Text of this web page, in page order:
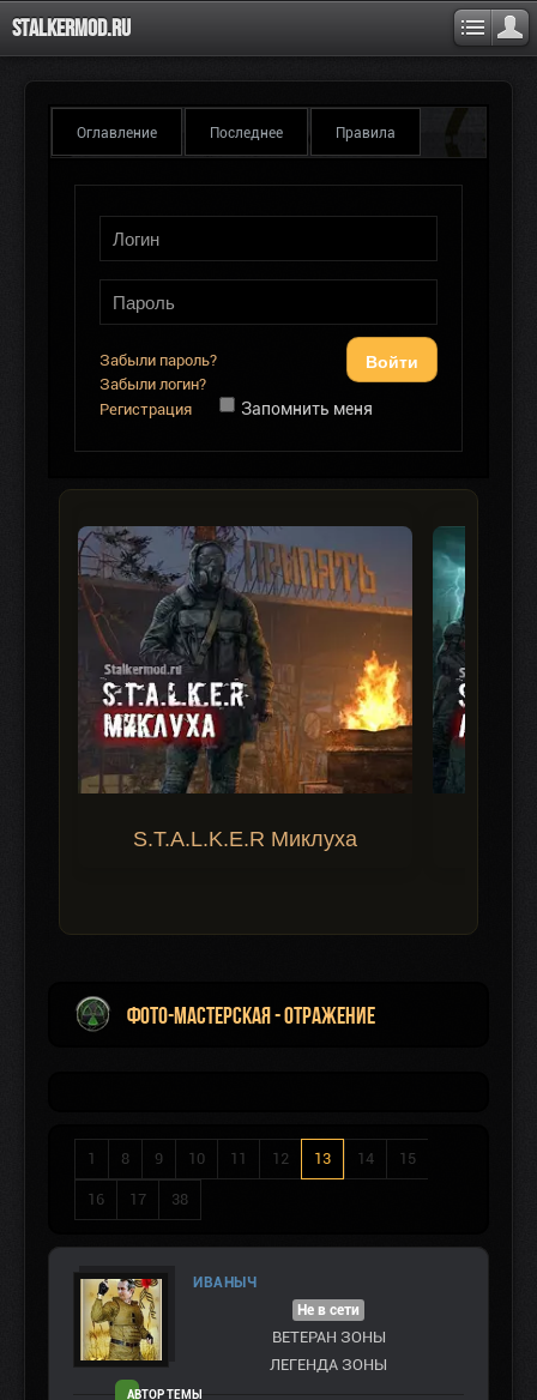
Stalkermod.ru
Оглавление Последнее Правила
Войти
Забыли пароль?
Забыли логин?
Регистрация
Запомнить меня
S.T.A.L.K.E.R Миклуха
Фото-мастерская - Отражение
1 8 9 10 11 12 13 14 15
16 17 38
ИВАНЫЧ
АВТОР ТЕМЫ
Не в сети
ВЕТЕРАН ЗOНЫ
ЛЕГЕНДА ЗОНЫ